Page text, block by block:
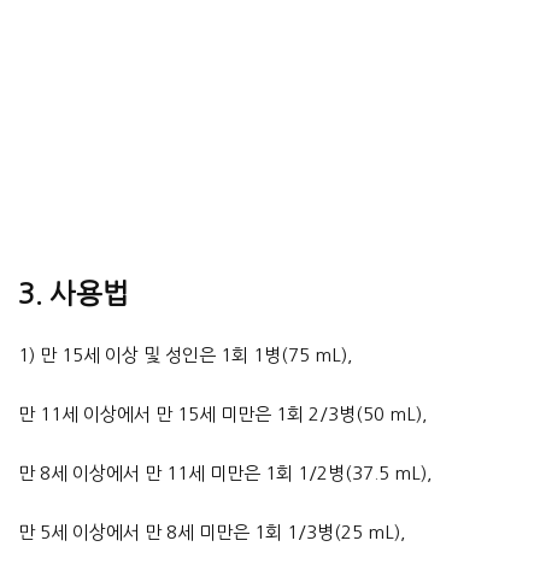
3. 사용법
1) 만 15세 이상 및 성인은 1회 1병(75 mL),
만 11세 이상에서 만 15세 미만은 1회 2/3병(50 mL),
만 8세 이상에서 만 11세 미만은 1회 1/2병(37.5 mL),
만 5세 이상에서 만 8세 미만은 1회 1/3병(25 mL),